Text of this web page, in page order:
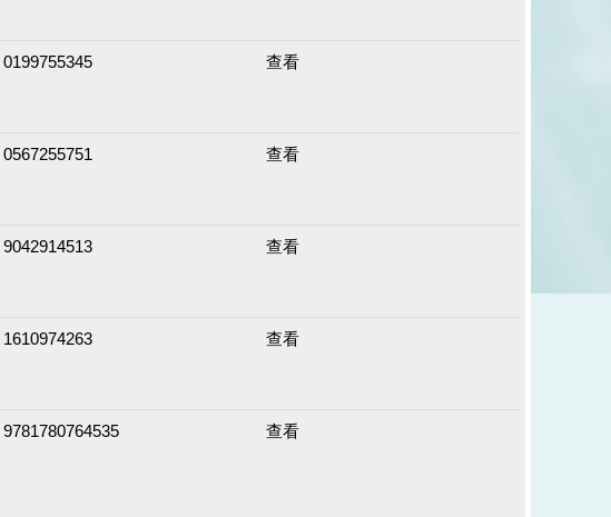
0199755345 查看
0567255751 查看
9042914513 查看
1610974263 查看
9781780764535 查看